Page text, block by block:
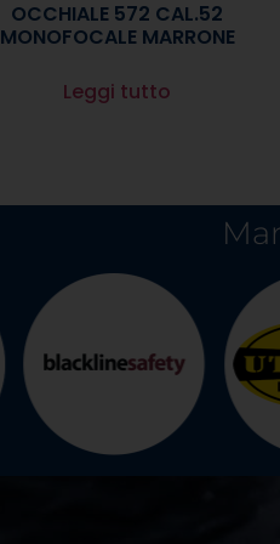
OCCHIALE 572 CAL.52
MONOFOCALE MARRONE
Leggi tutto